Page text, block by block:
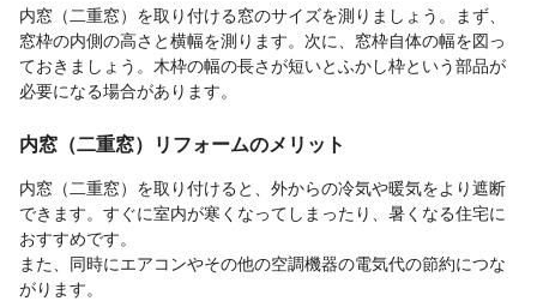
内窓（二重窓）を取り付ける窓のサイズを測りましょう。まず、
窓枠の内側の高さと横幅を測ります。次に、窓枠自体の幅を図っ
ておきましょう。木枠の幅の長さが短いとふかし枠という部品が
必要になる場合があります。
内窓（二重窓）リフォームのメリット
内窓（二重窓）を取り付けると、外からの冷気や暖気をより遮断
できます。すぐに室内が寒くなってしまったり、暑くなる住宅に
おすすめです。
また、同時にエアコンやその他の空調機器の電気代の節約につな
がります。